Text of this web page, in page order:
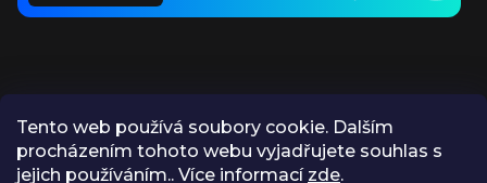
Tento web používá soubory cookie. Dalším
procházením tohoto webu vyjadřujete souhlas s
jejich používáním.. Více informací zde.
PŘIJÍMÁME ONLINE PLATBY